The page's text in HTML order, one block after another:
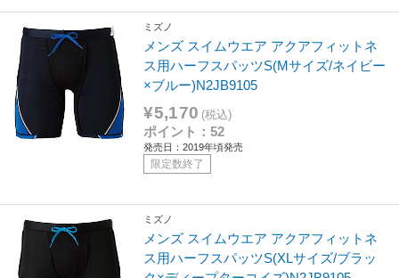
ミズノ
メンズ スイムウエア アクアフィットネ
ス用ハーフスパッツS(Mサイズ/ネイビー
×ブルー)N2JB9105
¥5,170 (税込)
ポイント：52
発売日：2019年頃発売
限定数終了
ミズノ
メンズ スイムウエア アクアフィットネ
ス用ハーフスパッツS(XLサイズ/ブラッ